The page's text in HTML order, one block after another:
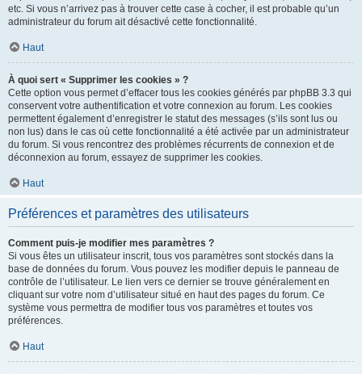
etc. Si vous n’arrivez pas à trouver cette case à cocher, il est probable qu’un
administrateur du forum ait désactivé cette fonctionnalité.
Haut
À quoi sert « Supprimer les cookies » ?
Cette option vous permet d’effacer tous les cookies générés par phpBB 3.3 qui
conservent votre authentification et votre connexion au forum. Les cookies
permettent également d’enregistrer le statut des messages (s’ils sont lus ou
non lus) dans le cas où cette fonctionnalité a été activée par un administrateur
du forum. Si vous rencontrez des problèmes récurrents de connexion et de
déconnexion au forum, essayez de supprimer les cookies.
Haut
Préférences et paramètres des utilisateurs
Comment puis-je modifier mes paramètres ?
Si vous êtes un utilisateur inscrit, tous vos paramètres sont stockés dans la
base de données du forum. Vous pouvez les modifier depuis le panneau de
contrôle de l’utilisateur. Le lien vers ce dernier se trouve généralement en
cliquant sur votre nom d’utilisateur situé en haut des pages du forum. Ce
système vous permettra de modifier tous vos paramètres et toutes vos
préférences.
Haut